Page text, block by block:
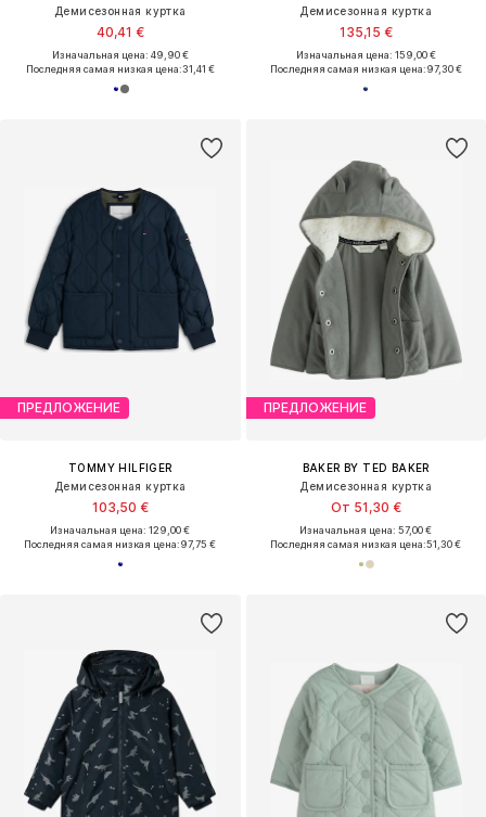
Демисезонная куртка
40,41 €
Изначальная цена: 49,90 €
Последняя самая низкая цена:31,41 €
Демисезонная куртка
135,15 €
Изначальная цена: 159,00 €
Последняя самая низкая цена:97,30 €
ПРЕДЛОЖЕНИЕ
TOMMY HILFIGER
Демисезонная куртка
103,50 €
Изначальная цена: 129,00 €
Последняя самая низкая цена:97,75 €
ПРЕДЛОЖЕНИЕ
BAKER BY TED BAKER
Демисезонная куртка
От 51,30 €
Изначальная цена: 57,00 €
Последняя самая низкая цена:51,30 €